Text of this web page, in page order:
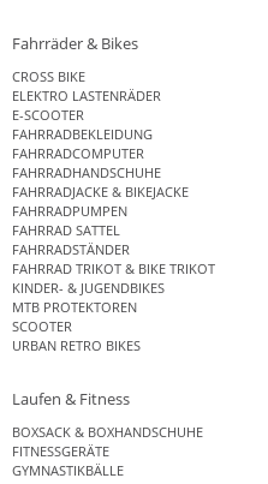
Fahrräder & Bikes
CROSS BIKE
ELEKTRO LASTENRÄDER
E-SCOOTER
FAHRRADBEKLEIDUNG
FAHRRADCOMPUTER
FAHRRADHANDSCHUHE
FAHRRADJACKE & BIKEJACKE
FAHRRADPUMPEN
FAHRRAD SATTEL
FAHRRADSTÄNDER
FAHRRAD TRIKOT & BIKE TRIKOT
KINDER- & JUGENDBIKES
MTB PROTEKTOREN
SCOOTER
URBAN RETRO BIKES
Laufen & Fitness
BOXSACK & BOXHANDSCHUHE
FITNESSGERÄTE
GYMNASTIKBÄLLE